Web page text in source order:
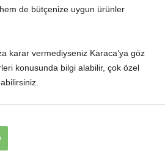
de bütçenize uygun ürünler
karar vermediyseniz Karaca’ya göz
konusunda bilgi alabilir, çok özel